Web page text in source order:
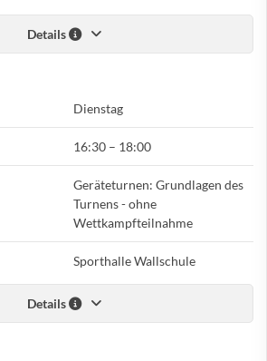
Details
Dienstag
16:30 – 18:00
Geräteturnen: Grundlagen des
Turnens - ohne
Wettkampfteilnahme
Sporthalle Wallschule
Details